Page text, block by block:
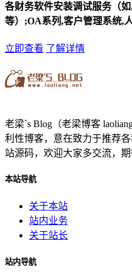
各财务软件安装调试服务（
等）;OA系列,客户管理系统,
立即查看 了解详情
老梁`s Blog（老梁博客
利性博客，意在致力于推荐
站源码，欢迎大家多交流，期
本站导航
关于本站
站内业务
关于站长
站内导航